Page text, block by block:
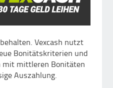
Vexcash nutzt
Bonitätskriterien und
mit mittleren Bonitäten
Auszahlung.